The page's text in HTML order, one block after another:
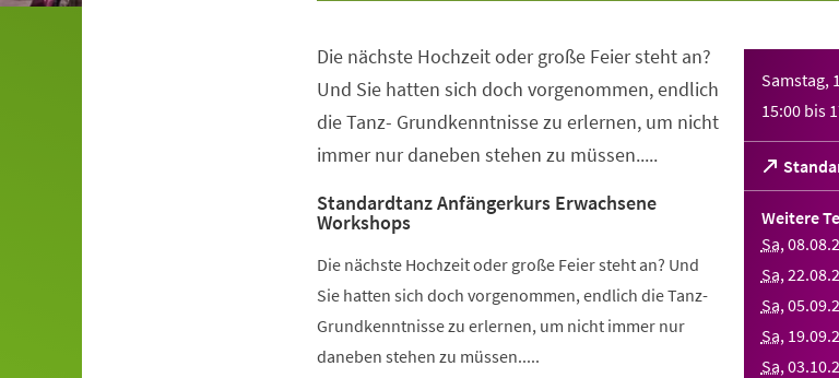
Samstag,
15:00 bis
(Öffnet
in
einem
Tab)
Weitere
Sa,08.08.
Sa,22.08.
Sa,05.09.
Sa, 19.09.
Sa,03.10.
Die nächste Hochzeit oder große Feier steht an?
Und Sie hatten sich doch vorgenommen, endlich
die Tanz- Grundkenntnisse zu erlernen, um nicht
immer nur daneben stehen zu müssen.....
Standardtanz Anfängerkurs Erwachsene
Workshops
Die nächste Hochzeit oder große Feier steht an? Und
Sie hatten sich doch vorgenommen, endlich die Tanz-
Grundkenntnisse zu erlernen, um nicht immer nur
daneben stehen zu müssen.....